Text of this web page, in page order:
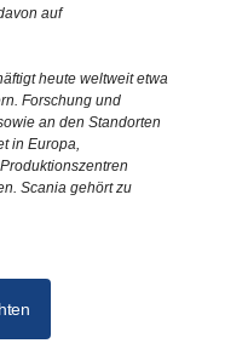
auf
heute weltweit etwa
Forschung und
an den Standorten
in Europa,
Scania gehört zu